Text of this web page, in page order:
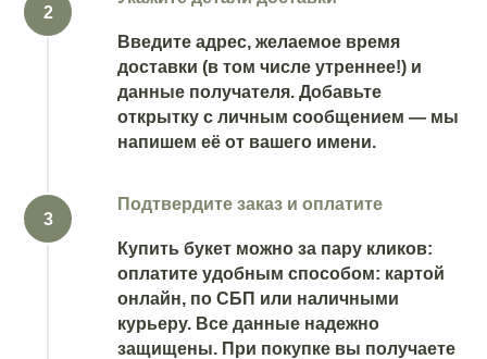
Введите адрес, желаемое время
доставки (в том числе утреннее!) и
данные получателя. Добавьте
открытку с личным сообщением — мы
напишем её от вашего имени.
Подтвердите заказ и оплатите
Купить букет можно за пару кликов:
оплатите удобным способом: картой
онлайн, по СБП или наличными
курьеру. Все данные надежно
защищены. При покупке вы получаете